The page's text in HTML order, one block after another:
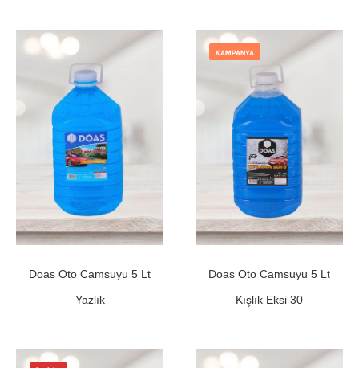
Doas Oto Camsuyu 5 Lt
Yazlık
KAMPANYA
Doas Oto Camsuyu 5 Lt
Kışlık Eksi 30